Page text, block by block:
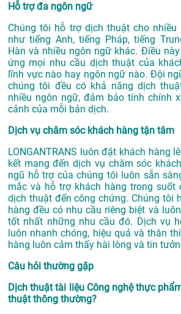
Hỗ trợ đa ngôn ngữ
Chúng tôi hỗ trợ dịch thuật cho
như tiếng Anh, tiếng Pháp, tiếng
Hàn và nhiều ngôn ngữ khác. Điều
ứng mọi nhu cầu dịch thuật của
lĩnh vực nào hay ngôn ngữ nào. Đội
chúng tôi đều có khả năng dịch
nhiều ngôn ngữ, đảm bảo tính chính
cảnh của mỗi bản dịch.
Dịch vụ chăm sóc khách hàng tận tâm
LONGANTRANS luôn đặt khách hàng
kết mang đến dịch vụ chăm sóc
ngũ hỗ trợ của chúng tôi luôn sẵn
mắc và hỗ trợ khách hàng trong
dịch thuật đến công chứng. Chúng tôi
hàng đều có nhu cầu riêng biệt và
tốt nhất những nhu cầu đó. Dịch vụ
luôn nhanh chóng, hiệu quả và thân
hàng luôn cảm thấy hài lòng và tin
Câu hỏi thường gặp
Dịch thuật tài liệu Công nghệ thực
thuật thông thường?